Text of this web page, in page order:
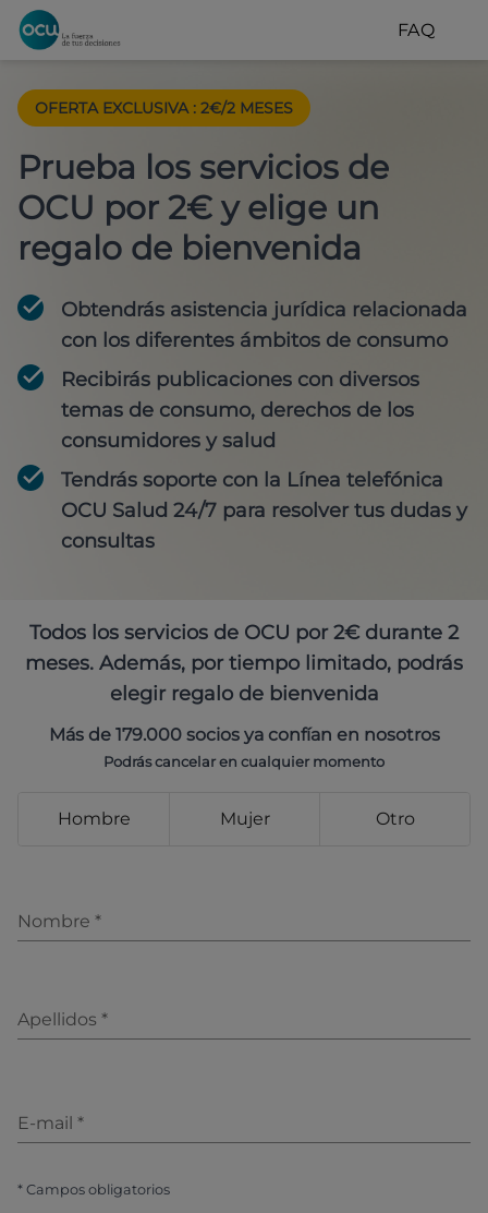
FAQ
OFERTA EXCLUSIVA : 2€/2 MESES
Prueba los servicios de
OCU por 2€ y elige un
regalo de bienvenida
Obtendrás asistencia jurídica relacionada
con los diferentes ámbitos de consumo
Recibirás publicaciones con diversos
temas de consumo, derechos de los
consumidores y salud
Tendrás soporte con la Línea telefónica
OCU Salud 24/7 para resolver tus dudas y
consultas
Todos los servicios de OCU por 2€ durante 2
meses. Además, por tiempo limitado, podrás
elegir regalo de bienvenida
Más de 179.000 socios ya confían en nosotros
Podrás cancelar en cualquier momento
Hombre Mujer Otro
Nombre *
Apellidos *
E-mail *
* Campos obligatorios